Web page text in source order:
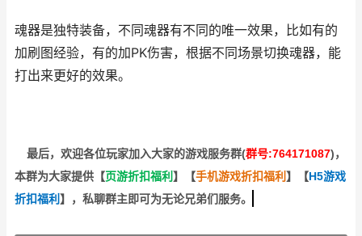
魂器是独特装备，不同魂器有不同的唯一效果，比如有的
加刷图经验，有的加PK伤害，根据不同场景切换魂器，能
打出来更好的效果。
最后，欢迎各位玩家加入大家的游戏服务群(群号:764171087)，
本群为大家提供【页游折扣福利 】 【手机游戏折扣福利 】 【H5游戏
折扣福利 】 ，私聊群主即可为无论兄弟们服务。